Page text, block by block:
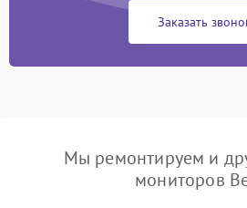
Заказать
Мы ремонтируем и
мониторов